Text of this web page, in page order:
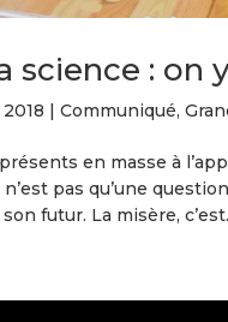
science : on
| Communiqué,
en masse à
pas qu’une
futur. La misère,